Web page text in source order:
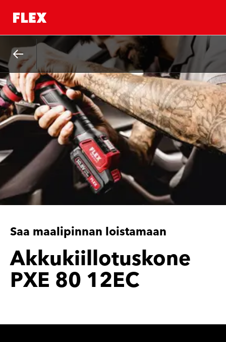
Takaisin.
Saa maalipinnan loistamaan
Akkukiillotuskone
PXE 80 12EC